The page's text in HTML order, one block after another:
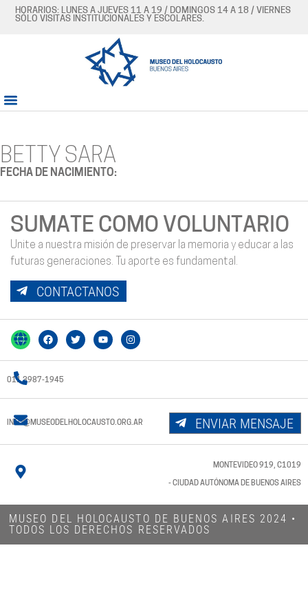
HORARIOS: LUNES A JUEVES 11 A 19 / DOMINGOS 14 A 18 / VIERNES
SÓLO VISITAS INSTITUCIONALES Y ESCOLARES.
BETTY SARA
FECHA DE NACIMIENTO:
SUMATE COMO VOLUNTARIO
Unite a nuestra misión de preservar la memoria y educar a las
futuras generaciones. Tu aporte es fundamental.
CONTACTANOS
011 3987-1945
INFO@MUSEODELHOLOCAUSTO.ORG.AR ENVIAR MENSAJE
MONTEVIDEO 919, C1019
- CIUDAD AUTÓNOMA DE BUENOS AIRES
MUSEO DEL HOLOCAUSTO DE BUENOS AIRES 2024​ •
TODOS LOS DERECHOS RESERVADOS